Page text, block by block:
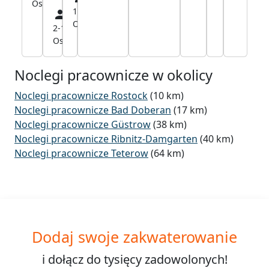
Osób
2-16
Osób
21,4
1-12
Osób
Noclegi pracownicze w okolicy
Noclegi pracownicze Rostock(10 km)
Noclegi pracownicze Bad Doberan (17 km)
Noclegi pracownicze Güstrow(38 km)
Noclegi pracownicze Ribnitz-Damgarten (40 km)
Noclegi pracownicze Teterow(64 km)
Dodaj swoje zakwaterowanie
i dołącz do tysięcyzadowolonych!